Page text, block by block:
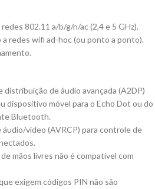
802.11 a/b/g/n/ac (2,4 e 5 GHz).
redes wifi ad-hoc (ou ponto a ponto).
de áudio avançada (A2DP)
dispositivo móvel para o Echo Dot ou do
Bluetooth.
vídeo (AVRCP) para controle de
mãos livres não é compatível com
exigem códigos PIN não são